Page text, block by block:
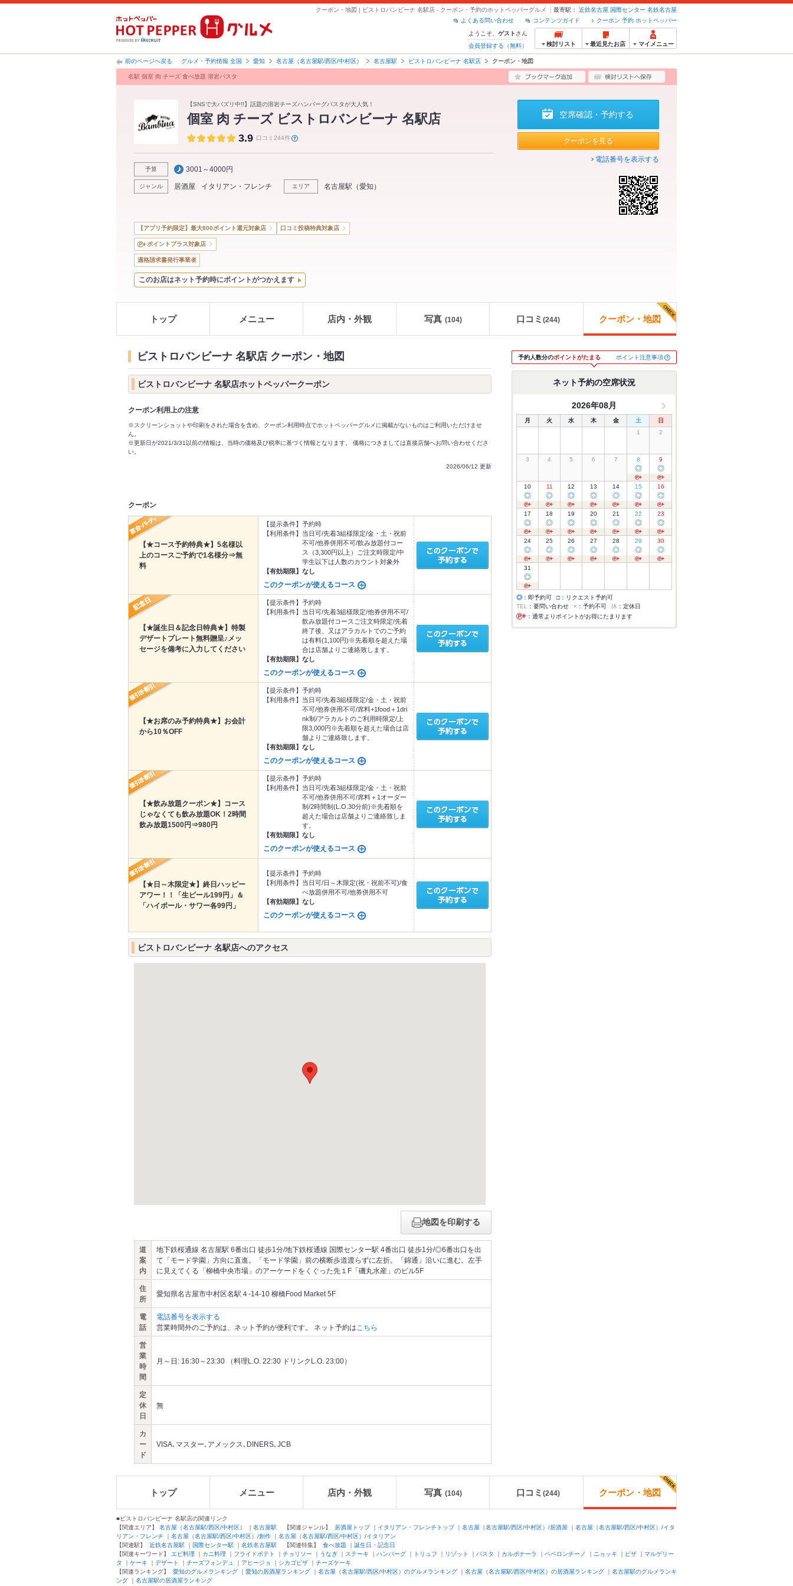
クーポン・地図 | ビストロバンビーナ 名駅店 - クーポン・予約のホットペッパーグルメ 最寄駅： 近鉄名古屋 国際センター 名鉄名古屋
クーポン 予約 ホットペッパー
コンテンツガイド
よくある問い合わせ
ようこそ、 ゲスト さん
会員登録する（無料）
検討リスト 最近見たお店 マイメニュー
前のページへ戻る グルメ・予約情報 全国 愛知 名古屋（名古屋駅/西区/中村区） 名古屋駅 ビストロバンビーナ 名駅店 クーポン・地図
名駅 個室 肉 チーズ 食べ放題 溶岩パスタ
【SNSで大バズリ中!!】話題の溶岩チーズハンバーグパスタが大人気！
個室 肉 チーズ ビストロバンビーナ 名駅店
3.9 口コミ244件
予算 3001～4000円
ジャンル 居酒屋 イタリアン・フレンチ エリア 名古屋駅 （愛知 ）
空席確認・予約する
クーポンを見る
電話番号を表示する
【アプリ予約限定】最大800ポイント還元対象店 口コミ投稿特典対象店
ポイントプラス対象店
適格請求書発行事業者
このお店はネット予約時にポイントがつかえます
トップ メニュー 店内・外観 写真 (104) 口コミ (244) クーポン・地図
ビストロバンビーナ 名駅店 クーポン・地図
ビストロバンビーナ 名駅店ホットペッパークーポン
クーポン利用上の注意
※スクリーンショットや印刷をされた場合を含め、クーポン利用時点でホットペッパーグルメに掲載がないものはご利用いただけませ
ん。
※更新日が2021/3/31以前の情報は、当時の価格及び税率に基づく情報となります。 価格につきましては直接店舗へお問い合わせくださ
い。
2026/06/12 更新
クーポン
【★コース予約特典★】5名様以
上のコースご予約で1名様分⇒無
料
【提示条件】 予約時
【利用条件】
当日可/先着3組様限定/金・土・祝前
不可/他券併用不可/飲み放題付コー
ス（3,300円以上）ご注文時限定/中
学生以下は人数のカウント対象外
【有効期限】 なし
このクーポンが使えるコース
【★誕生日＆記念日特典★】特製
デザートプレート無料贈呈♪メッ
セージを備考に入力してください
【提示条件】 予約時
【利用条件】
当日可/先着3組様限定/他券併用不可/
飲み放題付コースご注文時限定/先着
終了後、又はアラカルトでのご予約
は有料(1,100円)※先着順を超えた場
合は店舗よりご連絡致します。
【有効期限】 なし
このクーポンが使えるコース
【★お席のみ予約特典★】お会計
から10％OFF
【提示条件】 予約時
【利用条件】
当日可/先着3組様限定/金・土・祝前
不可/他券併用不可/席料+1food＋1dri
nk制/アラカルトのご利用時限定/上
限3,000円※先着順を超えた場合は店
舗よりご連絡致します。
【有効期限】 なし
このクーポンが使えるコース
【★飲み放題クーポン★】コース
じゃなくても飲み放題OK！2時間
飲み放題1500円⇒980円
【提示条件】 予約時
【利用条件】
当日可/先着3組様限定/金・土・祝前
不可/他券併用不可/席料＋1オーダー
制/2時間制(L.O.30分前)※先着順を
超えた場合は店舗よりご連絡致しま
す。
【有効期限】 なし
このクーポンが使えるコース
【★日～木限定★】終日ハッピー
アワー！！「生ビール199円」＆
「ハイボール・サワー各99円」
【提示条件】 予約時
【利用条件】
当日可/日～木限定(祝・祝前不可)/食
べ放題併用不可/他券併用不可
【有効期限】 なし
このクーポンが使えるコース
ビストロバンビーナ 名駅店へのアクセス
地図を印刷する
道
案
内
地下鉄桜通線 名古屋駅 6番出口 徒歩1分/地下鉄桜通線 国際センター駅 4番出口 徒歩1分/◎6番出口を出
て「モード学園」方向に直進。「モード学園」前の横断歩道渡らずに左折。「錦通」沿いに進む。左手
に見えてくる「柳橋中央市場」のアーケードをくぐった先１F「磯丸水産」のビル5F
住
所
愛知県名古屋市中村区名駅４-14-10 柳橋Food Market 5F
電
話
電話番号を表示する
営業時間外のご予約は、ネット予約が便利です。 ネット予約はこちら
営
業
時
間
月～日: 16:30～23:30 （料理L.O. 22:30 ドリンクL.O. 23:00）
定
休
日
無
カ
ー
ド
VISA､マスター､アメックス､DINERS､JCB
予約人数分のポイントがたまる ポイント注意事項
ネット予約の空席状況
2026年08月
月 火 水 木 金 土
日
1
2
3 4 5 6 7 8
◎
9
◎
10
◎
11
◎
12
◎
13
◎
14
◎
15
◎
16
◎
17
◎
18
◎
19
◎
20
◎
21
◎
22
◎
23
◎
24
◎
25
◎
26
◎
27
◎
28
◎
29
◎
30
◎
31
◎
◎ ：即予約可 □ ：リクエスト予約可
TEL
：要問い合わせ × ：予約不可 休 ：定休日
：通常よりポイントがお得にたまります
トップ メニュー 店内・外観 写真 (104) 口コミ (244) クーポン・地図
■ビストロバンビーナ 名駅店の関連リンク
【関連エリア】 名古屋（名古屋駅/西区/中村区） ｜ 名古屋駅 【関連ジャンル】 居酒屋トップ｜ イタリアン・フレンチトップ｜ 名古屋（名古屋駅/西区/中村区）/居酒屋 ｜ 名古屋（名古屋駅/西区/中村区）/イタ
リアン・フレンチ ｜ 名古屋（名古屋駅/西区/中村区）/創作 ｜ 名古屋（名古屋駅/西区/中村区）/イタリアン
【関連駅】 近鉄名古屋駅 ｜ 国際センター駅 ｜ 名鉄名古屋駅 【関連特集】 食べ放題 ｜ 誕生日・記念日
【関連キーワード】 エビ料理 ｜ カニ料理 ｜ フライドポテト ｜ チョリソー ｜ うなぎ ｜ ステーキ ｜ ハンバーグ ｜ トリュフ ｜ リゾット ｜ パスタ ｜ カルボナーラ ｜ ペペロンチーノ ｜ ニョッキ ｜ ピザ ｜ マルゲリー
タ ｜ ケーキ ｜ デザート ｜ チーズフォンデュ ｜ アヒージョ ｜ シカゴピザ ｜ チーズケーキ
【関連ランキング】 愛知のグルメランキング ｜ 愛知の居酒屋ランキング ｜ 名古屋（名古屋駅/西区/中村区）のグルメランキング ｜ 名古屋（名古屋駅/西区/中村区）の居酒屋ランキング ｜ 名古屋駅のグルメランキ
ング ｜ 名古屋駅の居酒屋ランキング